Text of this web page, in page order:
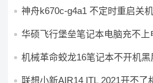
神舟k670c-g4a1 不定时重启关
华硕飞行堡垒笔记本电脑充不上
机械革命蛟龙16笔记本不开机黑
联想小新AIR14 ITL 2021开不了